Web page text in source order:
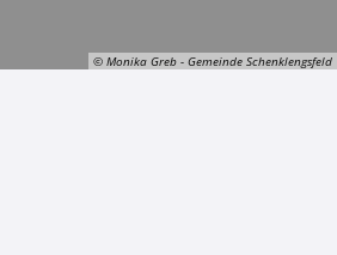
© Monika Greb - Gemeinde Schenklengsfeld